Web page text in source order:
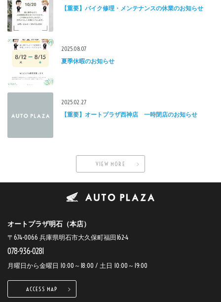
【重要】バイク修理・メンテナンスの休業のお知らせ
2025.08.07
夏季休暇のお知らせ
2025.02.27
【重要】オートプラザ西神店 一時閉店のお知らせ
VIEW MORE
オートプラザ明石（本店）
〒674-0066 兵庫県明石市大久保町福田162-4
078-936-0281
月曜日から金曜日 10:00～18:00 / 土日 10:00～19:00
ACCESS MAP